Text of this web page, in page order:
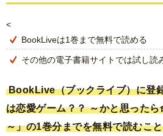
<
BookLiveは1巻まで無料で読める
その他の電子書籍サイトでは試し読
BookLive（ブックライブ）に登
は恋愛ゲーム？？ ～かと思った
～」の1巻分までを無料で読むこ